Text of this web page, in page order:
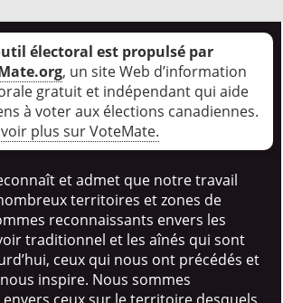
électoral est propulsé par
, un site Web d’information
gratuit et indépendant qui aide
à voter aux élections canadiennes.
plus sur VoteMate.
et admet que notre travail
territoires et zones de
reconnaissants envers les
traditionnel et les aînés qui sont
ceux qui nous ont précédés et
inspire. Nous sommes